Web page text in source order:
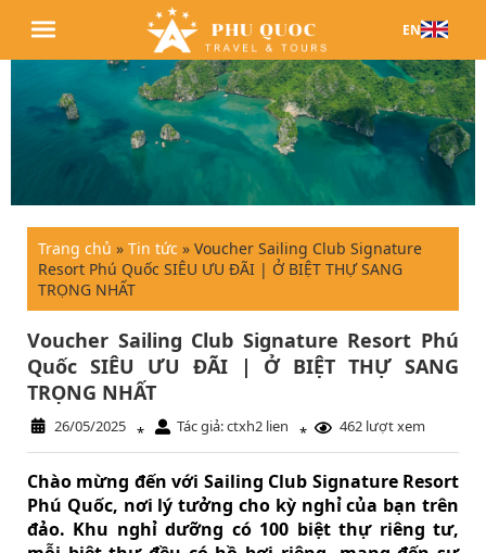
EN
Trang chủ » Tin tức » Voucher Sailing Club Signature
Resort Phú Quốc SIÊU ƯU ĐÃI | Ở BIỆT THỰ SANG
TRỌNG NHẤT
Voucher Sailing Club Signature Resort Phú
Quốc SIÊU ƯU ĐÃI | Ở BIỆT THỰ SANG
TRỌNG NHẤT
26/05/2025 * Tác giả: ctxh2 lien * 462 lượt xem
Chào mừng đến với Sailing Club Signature Resort
Phú Quốc, nơi lý tưởng cho kỳ nghỉ của bạn trên
đảo. Khu nghỉ dưỡng có 100 biệt thự riêng tư,